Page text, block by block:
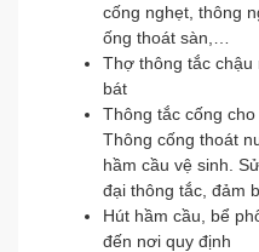
cống nghẹt, thông
ống thoát sàn,…
Thợ thông tắc
bát
Thông tắc cống
Thông cống thoát
hầm cầu vệ sinh.
đại thông tắc, đảm
Hút hầm cầu, bể
đến nơi quy định